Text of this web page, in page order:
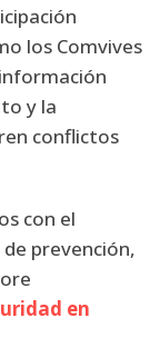
los Comvives
y la
conflictos
con el
prevención,
en